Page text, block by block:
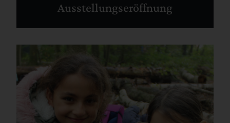
Ausstellungseröffnung